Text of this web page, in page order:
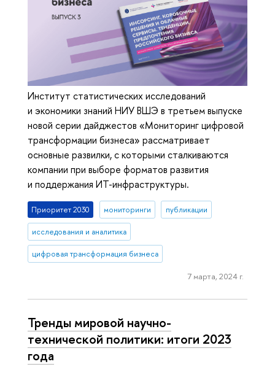
Институт статистических исследований
и экономики знаний НИУ ВШЭ в третьем выпуске
новой серии дайджестов «Мониторинг цифровой
трансформации бизнеса» рассматривает
основные развилки, с которыми сталкиваются
компании при выборе форматов развития
и поддержания ИТ-инфраструктуры.
Приоритет 2030 мониторинги публикации
исследования и аналитика
цифровая трансформация бизнеса
7 марта, 2024 г.
Тренды мировой научно-
технической политики: итоги 2023
года